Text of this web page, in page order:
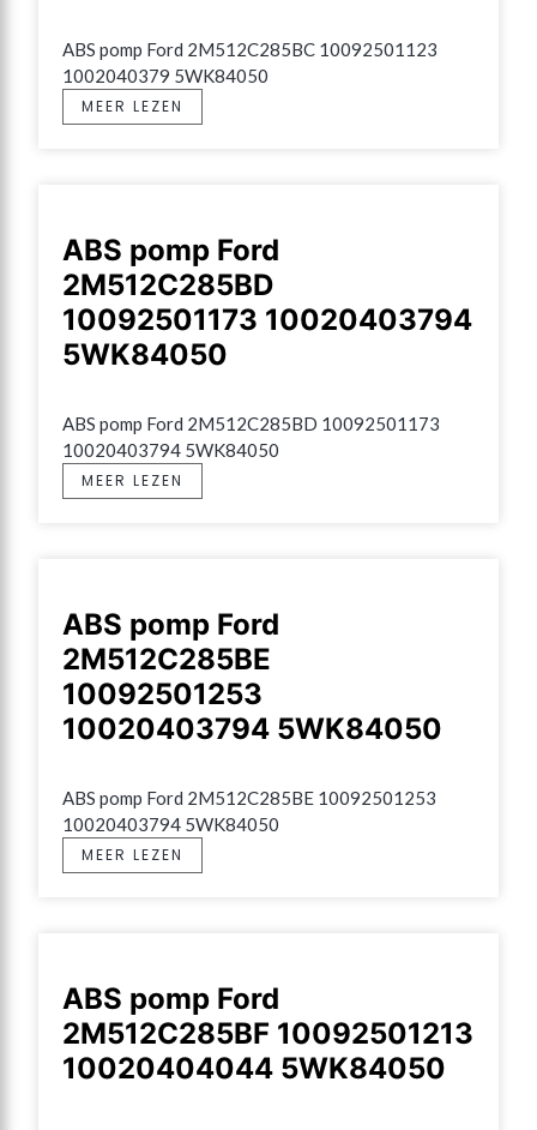
ABS pomp Ford 2M512C285BC 10092501123
1002040379 5WK84050
MEER LEZEN
ABS pomp Ford
2M512C285BD
10092501173 10020403794
5WK84050
ABS pomp Ford 2M512C285BD 10092501173
10020403794 5WK84050
MEER LEZEN
ABS pomp Ford
2M512C285BE
10092501253
10020403794 5WK84050
ABS pomp Ford 2M512C285BE 10092501253
10020403794 5WK84050
MEER LEZEN
ABS pomp Ford
2M512C285BF 10092501213
10020404044 5WK84050